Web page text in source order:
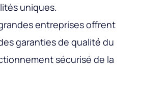
uniques.
entreprises offrent
garanties de qualité du
sécurisé de la